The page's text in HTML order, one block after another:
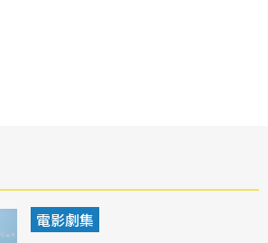
電影劇集